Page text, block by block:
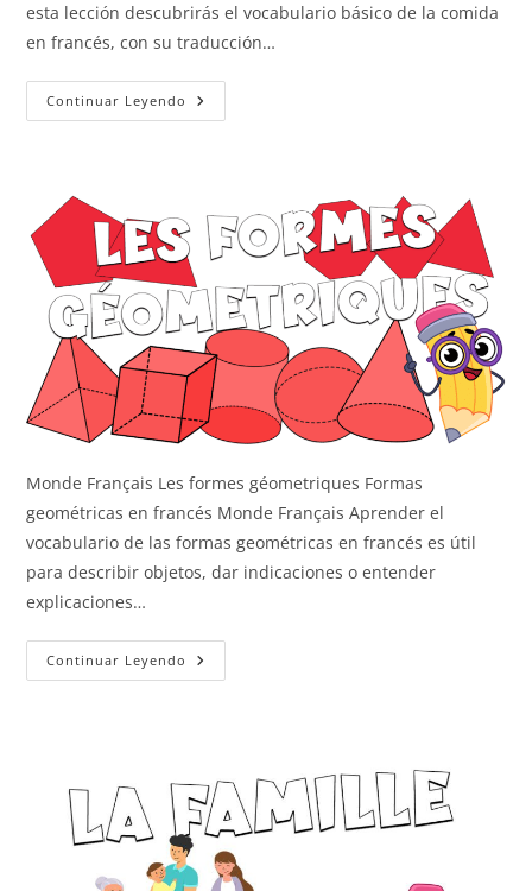
esta lección descubrirás el vocabulario básico de la comida
en francés, con su traducción…
Continuar Leyendo Los
Alimentos
Monde Français Les formes géometriques Formas
geométricas en francés Monde Français Aprender el
vocabulario de las formas geométricas en francés es útil
para describir objetos, dar indicaciones o entender
explicaciones…
Continuar Leyendo Las
Formas